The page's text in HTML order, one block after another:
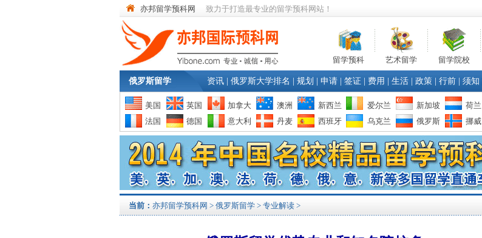
亦邦留学预科网 致力于打造最专业的留学预科网站！
留学预科 艺术留学 留学院校
俄罗斯留学 资讯 俄罗斯大学排名 规划 申请 签证 费用 生活 政策 行前 须知
美国 英国 加拿大 澳洲 新西兰 爱尔兰 新加坡 荷兰
法国
德国 意大利 丹麦 西班牙 乌克兰 俄罗斯 挪威
当前： 亦邦留学预科网 > 俄罗斯留学 > 专业解读 >